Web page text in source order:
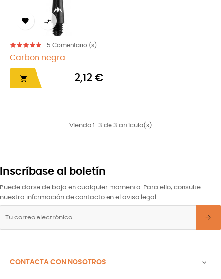
 
5 Comentario (s)
Carbon negra
 2,12 €
Viendo 1-3 de 3 articulo(s)
Inscríbase al boletín
Puede darse de baja en cualquier momento. Para ello, consulte
nuestra información de contacto en el aviso legal.
CONTACTA CON NOSOTROS 